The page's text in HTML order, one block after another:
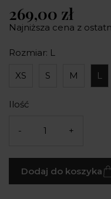
269,00 zł
Najniższa cena z
Rozmiar: L
XS S M L
Ilość
- +
Dodaj do koszyka